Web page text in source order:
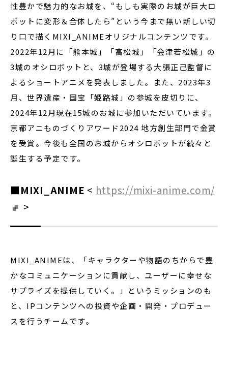
性豊かで魅力的なお城を、“もしも実際のお城が巨大ロ
ボットに変形＆合体したら”という今まで無い新しい切
り口で描くMIXI_ANIMEオリジナルコンテンツです。
2022年12月に「熊本城」「高松城」「会津若松城」の
3城のオシロボットと、3城が登場する大張正己監督に
よるショートアニメを発表しました。また、2023年3
月、世界遺産・国宝「姫路城」の参城を皮切りに、
2024年12月現在15城のお城に参加いただいています。
京都アニものづくりアワード2024 地方創生部門で金賞
を受賞。今後も全国のお城からオシロボットが続々と
誕生する予定です。
■MIXI_ANIME < https://mixi-anime.com/
>
MIXI_ANIMEは、「キャラクターや物語のちからで豊
かなコミュニケーションに貢献し、ユーザーに幸せな
サプライズを提供していく。」というミッションのも
と、IPコンテンツへの投資や企画・開発・プロデュー
スを行うチームです。